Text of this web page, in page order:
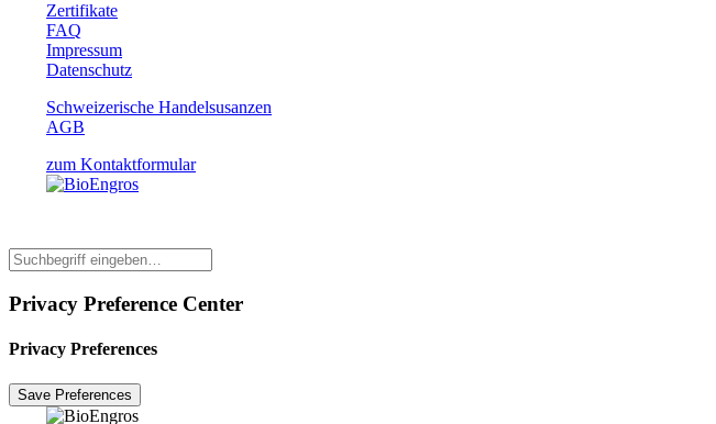
Zertifikate
FAQ
Impressum
Datenschutz
Schweizerische Handelsusanzen
AGB
zum Kontaktformular
Privacy Preference Center
Privacy Preferences